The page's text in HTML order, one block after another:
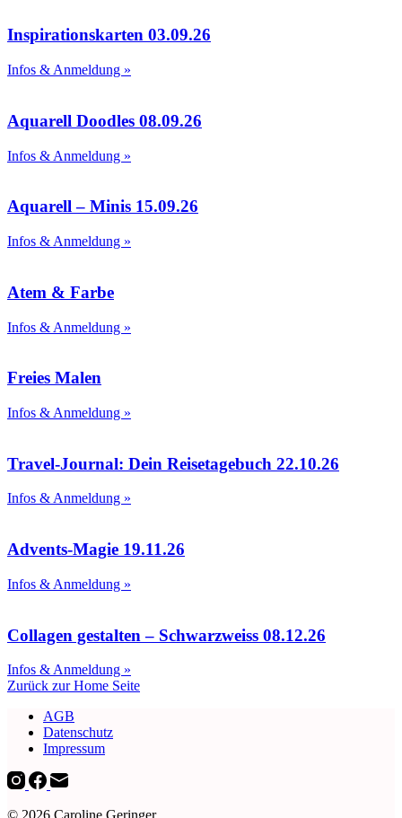
Inspirationskarten 03.09.26
Infos & Anmeldung »
Aquarell Doodles 08.09.26
Infos & Anmeldung »
Aquarell – Minis 15.09.26
Infos & Anmeldung »
Atem & Farbe
Infos & Anmeldung »
Freies Malen
Infos & Anmeldung »
Travel-Journal: Dein Reisetagebuch 22.10.26
Infos & Anmeldung »
Advents-Magie 19.11.26
Infos & Anmeldung »
Collagen gestalten – Schwarzweiss 08.12.26
Infos & Anmeldung »
Zurück zur Home Seite
AGB
Datenschutz
Impressum